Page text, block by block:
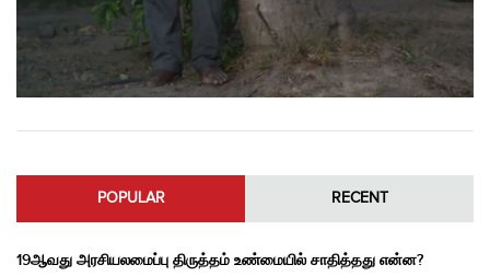
POPULAR RECENT
19ஆவது அரசியலமைப்பு திருத்தம் உண்மையில் சாதித்தது என்ன?